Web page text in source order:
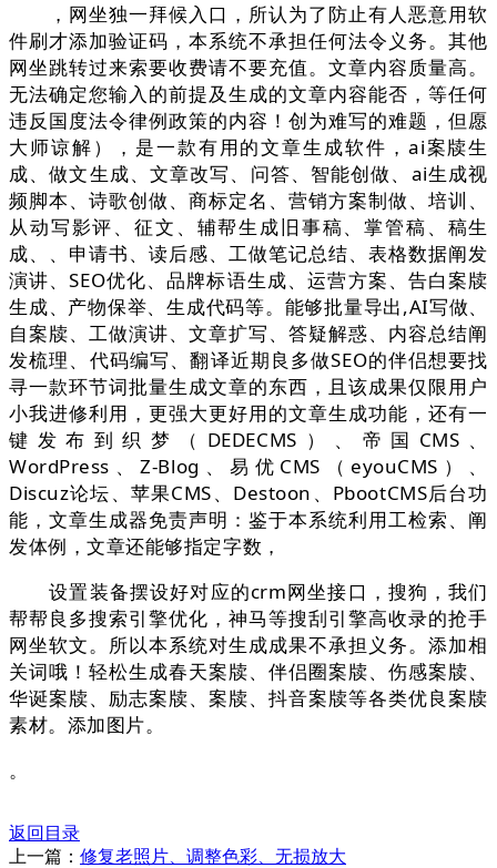
，网坐独一拜候入口，所认为了防止有人恶意用软
件刷才添加验证码，本系统不承担任何法令义务。其他
网坐跳转过来索要收费请不要充值。文章内容质量高。
无法确定您输入的前提及生成的文章内容能否，等任何
违反国度法令律例政策的内容！创为难写的难题，但愿
大师谅解），是一款有用的文章生成软件，ai案牍生
成、做文生成、文章改写、问答、智能创做、ai生成视
频脚本、诗歌创做、商标定名、营销方案制做、培训、
从动写影评、征文、辅帮生成旧事稿、掌管稿、稿生
成、、申请书、读后感、工做笔记总结、表格数据阐发
演讲、SEO优化、品牌标语生成、运营方案、告白案牍
生成、产物保举、生成代码等。能够批量导出,AI写做、
自案牍、工做演讲、文章扩写、答疑解惑、内容总结阐
发梳理、代码编写、翻译近期良多做SEO的伴侣想要找
寻一款环节词批量生成文章的东西，且该成果仅限用户
小我进修利用，更强大更好用的文章生成功能，还有一
键发布到织梦（DEDECMS）、帝国CMS、
WordPress、Z-Blog、易优CMS（eyouCMS）、
Discuz论坛、苹果CMS、Destoon、PbootCMS后台功
能，文章生成器免责声明：鉴于本系统利用工检索、阐
发体例，文章还能够指定字数，
设置装备摆设好对应的crm网坐接口，搜狗，我们
帮帮良多搜索引擎优化，神马等搜刮引擎高收录的抢手
网坐软文。所以本系统对生成成果不承担义务。添加相
关词哦！轻松生成春天案牍、伴侣圈案牍、伤感案牍、
华诞案牍、励志案牍、案牍、抖音案牍等各类优良案牍
素材。添加图片。
。
返回目录
上一篇： 修复老照片、调整色彩、无损放大